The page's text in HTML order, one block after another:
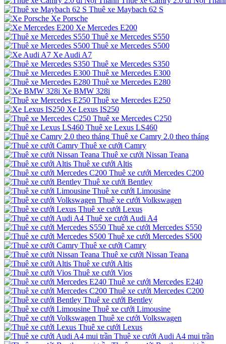
Thuê xe Maybach 62 S
Xe Porsche
Xe Mercedes E200
Thuê xe Mercedes S550
Thuê xe Mercedes S500
Xe Audi A7
Thuê xe Mercedes S350
Thuê xe Mercedes E300
Thuê xe Mercedes E280
Xe BMW 328i
Thuê xe Mercedes E250
Xe Lexus IS250
Thuê xe Mercedes C250
Thuê xe Lexus LS460
Thuê xe Camry 2.0 theo tháng
Thuê xe cưới Camry
Thuê xe cưới Nissan Teana
Thuê xe cưới Altis
Thuê xe cưới Mercedes C200
Thuê xe cưới Bentley
Thuê xe cưới Limousine
Thuê xe cưới Volkswagen
Thuê xe cưới Lexus
Thuê xe cưới Audi A4
Thuê xe cưới Mercedes S550
Thuê xe cưới Mercedes S500
Thuê xe cưới Camry
Thuê xe cưới Nissan Teana
Thuê xe cưới Altis
Thuê xe cưới Vios
Thuê xe cưới Mercedes E240
Thuê xe cưới Mercedes C200
Thuê xe cưới Bentley
Thuê xe cưới Limousine
Thuê xe cưới Volkswagen
Thuê xe cưới Lexus
Thuê xe cưới Audi A4 mui trần